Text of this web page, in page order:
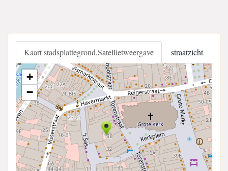
Kaart stadsplattegrond,Satellietweergave straatzicht
+
−